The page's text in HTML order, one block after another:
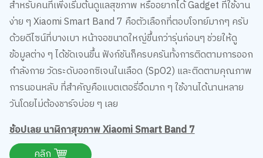
ง่าย ๆ Xiaomi Smart Band 7 คือตัวเลือกที่ตอบโจทย์มากๆ ครับ
ด้วยดีไซน์ที่บางเบา หน้าจอขนาดใหญ่ขึ้นกว่ารุ่นก่อนๆ ช่วยให้ดู
ข้อมูลต่าง ๆ ได้ชัดเจนขึ้น ฟังก์ชันก็ครบครันทั้งการติดตามการออก
กำลังกาย วัดระดับออกซิเจนในเลือด (SpO2) และติดตามคุณภาพ
การนอนหลับ ที่สำคัญคือแบตเตอรี่อึดมาก ๆ ใช้งานได้นานหลาย
วันโดยไม่ต้องชาร์จบ่อย ๆ เลย
ช้อปเลย นาฬิกาสุขภาพ Xiaomi Smart Band 7
คลิก